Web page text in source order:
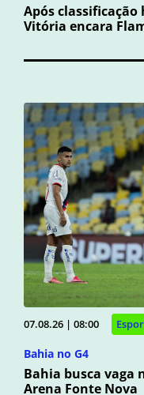
Após classificação
Vitória encara
07.08.26 | 08:00
Bahia no G4
Bahia busca vaga
Arena Fonte Nova